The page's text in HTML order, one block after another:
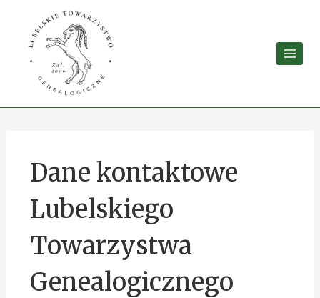
Dane kontaktowe
Lubelskiego
Towarzystwa
Genealogicznego